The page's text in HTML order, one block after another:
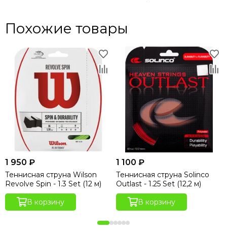
Похожие товары
1 950 ₽
Теннисная струна Wilson
Revolve Spin - 1.3 Set (12 м)
В корзину
1 100 ₽
Теннисная струна Solinco
Outlast - 1.25 Set (12,2 м)
В корзину